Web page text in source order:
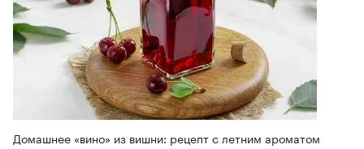
Домашнее «вино» из вишни: рецепт с летним ароматом